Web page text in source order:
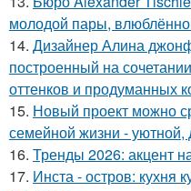
молодой пары,
14. Дизайнер Алина
построенный на
оттенков и продуманных
15. Новый проект можно
семейной жизни - уютной,
16. Тренды 2026: акцент
17. Инста - остров: кухня